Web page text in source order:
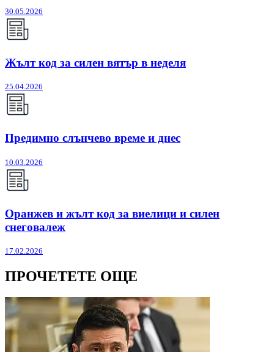
30.05.2026
Жълт код за силен вятър в неделя
25.04.2026
Предимно слънчево време и днес
10.03.2026
Оранжев и жълт код за виелици и силен
снеговалеж
17.02.2026
ПРОЧЕТЕТЕ ОЩЕ